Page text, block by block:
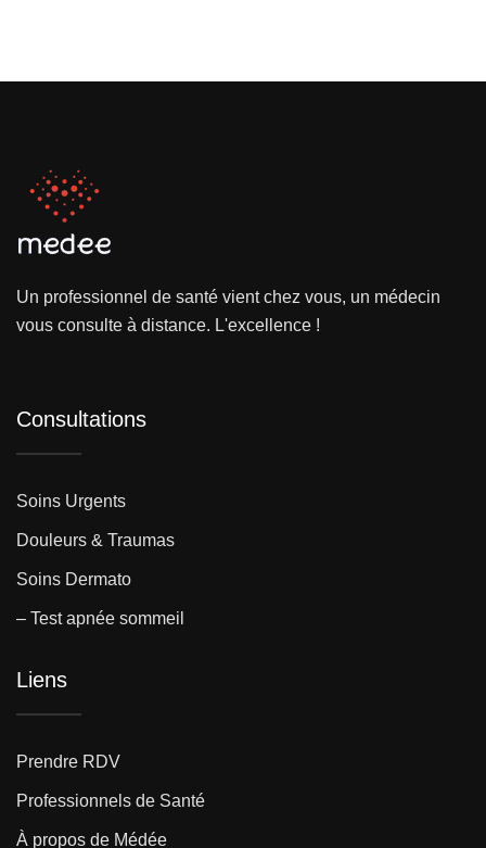
Un professionnel de santé vient chez vous, un médecin
vous consulte à distance. L'excellence !
Consultations
Soins Urgents
Douleurs & Traumas
Soins Dermato
– Test apnée sommeil
Liens
Prendre RDV
Professionnels de Santé
À propos de Médée